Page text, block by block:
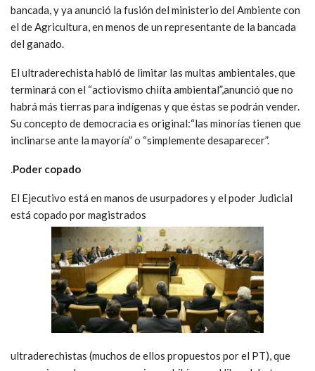
bancada, y ya anunció la fusión del ministerio del Ambiente con
el de Agricultura, en menos de un representante de la bancada
del ganado.
El ultraderechista habló de limitar las multas ambientales, que
terminará con el “actiovismo chiíta ambiental”,anunció que no
habrá más tierras para indígenas y que éstas se podrán vender.
Su concepto de democracia es original:“las minorías tienen que
inclinarse ante la mayoría” o “simplemente desaparecer”.
.Poder copado
El Ejecutivo está en manos de usurpadores y el poder Judicial
está copado por magistrados
ultraderechistas (muchos de ellos propuestos por el PT), que